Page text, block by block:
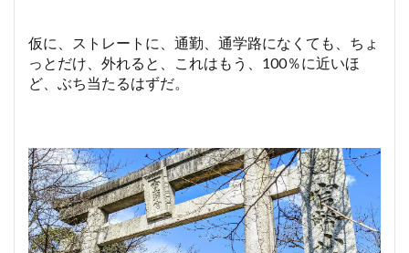
仮に、ストレートに、通勤、通学路になくても、ちょ
っとだけ、外れると、これはもう、100％に近いほ
ど、ぶち当たるはずだ。